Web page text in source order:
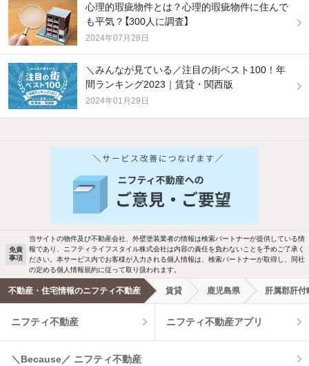
心理的瑕疵物件とは？心理的瑕疵物件に住んで
も平気？【300人に調査】
2024年07月28日
＼みんなが見ている／注目の街ベスト100！年
間ランキング2023｜賃貸・関西版
2024年01月29日
バス・トイレ別 2階以上
洗濯機置場あり 独立洗面台
エアコンあり 都市ガス
温水洗浄便座 オートロック
コンロ2口以上
免責
事項
当サイトの物件及び不動産会社、外壁塗装業者の情報は検索パートナーが提供している情
報であり、ニフティライフスタイル株式会社は内容の責任を負わないことを予めご了承く
ださい。本サービス内でお客様が入力される個人情報は、検索パートナーが取得し、同社
の定める個人情報規約に従って取り扱われます。
不動産・住宅情報のニフティ不動産 賃貸 鹿児島県 肝属郡肝付
ニフティ不動産 ニフティ不動産アプリ
＼Because／ ニフティ不動産